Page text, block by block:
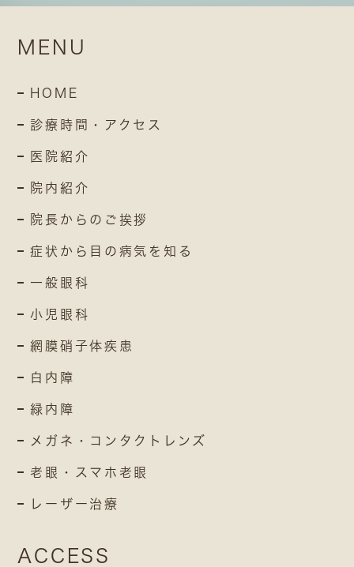
MENU
HOME
診療時間・アクセス
医院紹介
院内紹介
院長からのご挨拶
症状から目の病気を知る
一般眼科
小児眼科
網膜硝子体疾患
白内障
緑内障
メガネ・コンタクトレンズ
老眼・スマホ老眼
レーザー治療
ACCESS